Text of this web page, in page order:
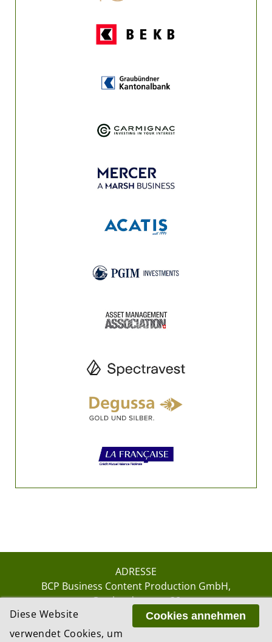
ADRESSE
BCP Business Content Production GmbH
Gotthardstrasse 38
8002 ZürichCookies annehmen
Diese Website
verwendet Cookies, um